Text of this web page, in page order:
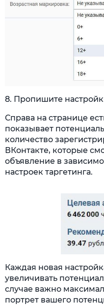
8. Пропишите
Справа на странице
показывает
количество
ВКонтакте, которые
объявление в
настроек таргетинга.
Каждая новая
увеличивать
случае важно
портрет вашего